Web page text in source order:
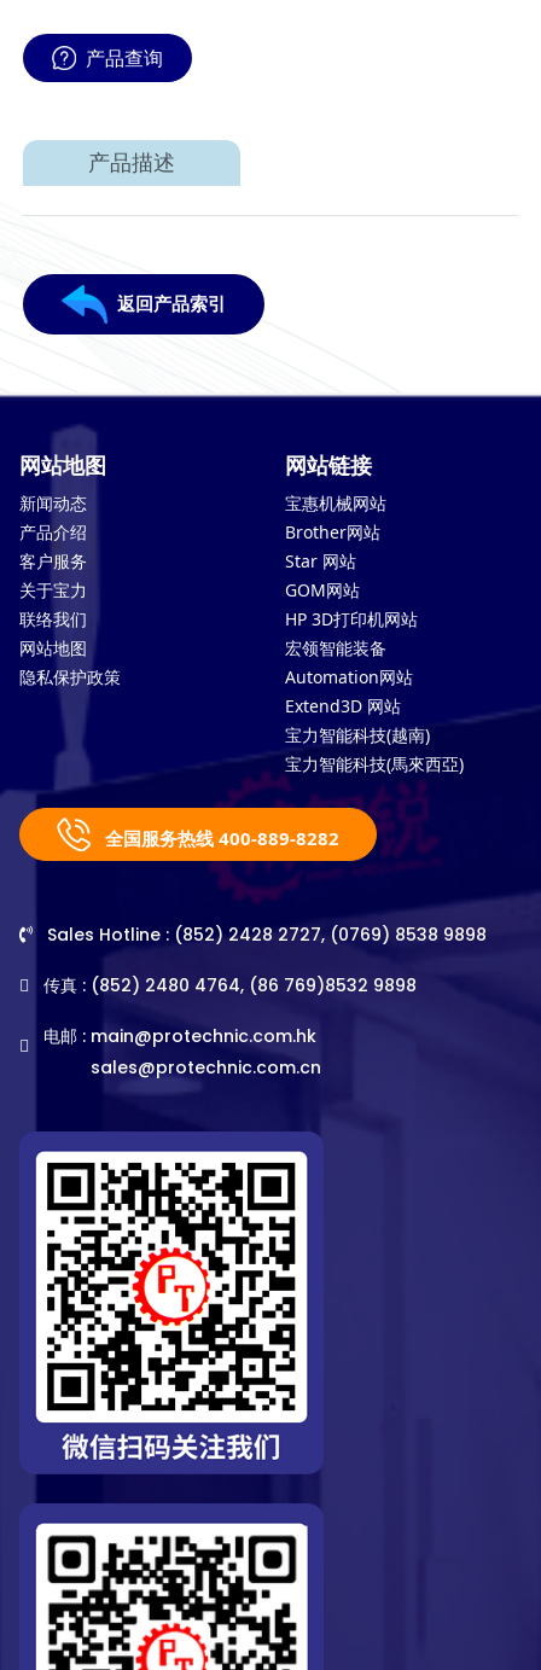
产品查询
产品描述
返回产品索引
网站地图
新闻动态
产品介绍
客户服务
关于宝力
联络我们
网站地图
隐私保护政策
网站链接
宝惠机械网站
Brother网站
Star 网站
GOM网站
HP 3D打印机网站
宏领智能装备
Automation网站
Extend3D 网站
宝力智能科技(越南)
宝力智能科技(馬來西亞)
全国服务热线 400-889-8282
Sales Hotline : (852) 2428 2727, (0769) 8538 9898
传真 : (852) 2480 4764, (86 769)8532 9898
电邮 : main@protechnic.com.hk
sales@protechnic.com.cn